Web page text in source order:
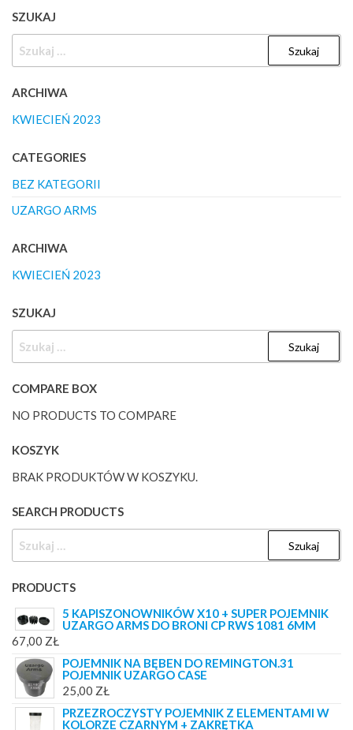
SZUKAJ
ARCHIWA
KWIECIEŃ 2023
CATEGORIES
BEZ KATEGORII
UZARGO ARMS
ARCHIWA
KWIECIEŃ 2023
SZUKAJ
COMPARE BOX
NO PRODUCTS TO COMPARE
KOSZYK
BRAK PRODUKTÓW W KOSZYKU.
SEARCH PRODUCTS
PRODUCTS
5 KAPISZONOWNIKÓW X10 + SUPER POJEMNIK
UZARGO ARMS DO BRONI CP RWS 1081 6MM
67,00 ZŁ
POJEMNIK NA BĘBEN DO REMINGTON.31
POJEMNIK UZARGO CASE
25,00 ZŁ
PRZEZROCZYSTY POJEMNIK Z ELEMENTAMI W
KOLORZE CZARNYM + ZAKRĘTKA